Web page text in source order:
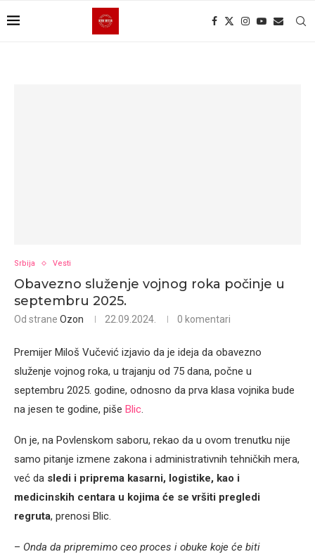
Srbija Vesti
Obavezno služenje vojnog roka počinje u
septembru 2025.
Od strane Ozon 22.09.2024. 0 komentari
Premijer Miloš Vučević izjavio da je ideja da obavezno
služenje vojnog roka, u trajanju od 75 dana, počne u
septembru 2025. godine, odnosno da prva klasa vojnika bude
na jesen te godine, piše Blic.
On je, na Povlenskom saboru, rekao da u ovom trenutku nije
samo pitanje izmene zakona i administrativnih tehničkih mera,
već da sledi i priprema kasarni, logistike, kao i
medicinskih centara u kojima će se vršiti pregledi
regruta, prenosi Blic.
– Onda da pripremimo ceo proces i obuke koje će biti